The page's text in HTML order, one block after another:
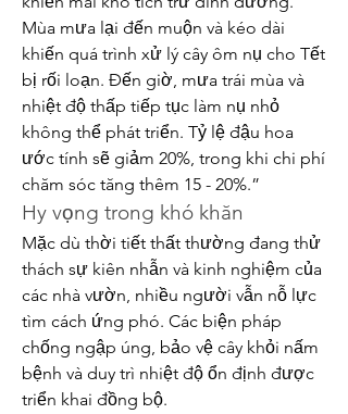
Mùa mưa lại đến muộn và kéo dài
khiến quá trình xử lý cây ôm nụ cho Tết
bị rối loạn. Đến giờ, mưa trái mùa và
nhiệt độ thấp tiếp tục làm nụ nhỏ
không thể phát triển. Tỷ lệ đậu hoa
ước tính sẽ giảm 20%, trong khi chi phí
chăm sóc tăng thêm 15 - 20%.”
Hy vọng trong khó khăn
Mặc dù thời tiết thất thường đang thử
thách sự kiên nhẫn và kinh nghiệm của
các nhà vườn, nhiều người vẫn nỗ lực
tìm cách ứng phó. Các biện pháp
chống ngập úng, bảo vệ cây khỏi nấm
bệnh và duy trì nhiệt độ ổn định được
triển khai đồng bộ.